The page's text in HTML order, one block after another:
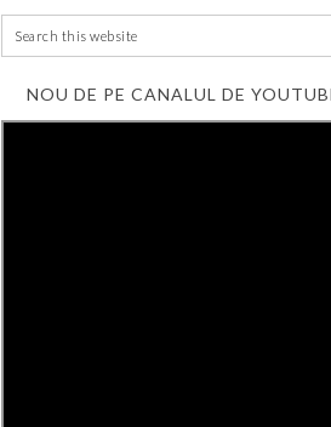
NOU DE PE CANALUL DE